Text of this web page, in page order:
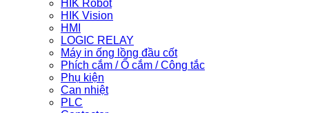
HIK Robot
HIK Vision
HMI
LOGIC RELAY
Máy in ống lồng đầu cốt
Phích cắm / Ổ cắm / Công tắc
Phụ kiện
Can nhiệt
PLC